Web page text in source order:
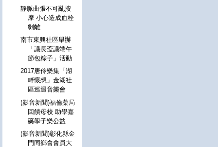
靜脈曲張不可亂按
摩 小心造成血栓
剝離
南市東興社區舉辦
「議長盃議端午
節包粽子」活動
2017唐伶樂集「湖
畔懷想」金湖社
區巡迴音樂會
(影音新聞)福倫藥局
回饋母校 助學嘉
藥學子樂公益
(影音新聞)彰化縣金
門同鄉會會員大